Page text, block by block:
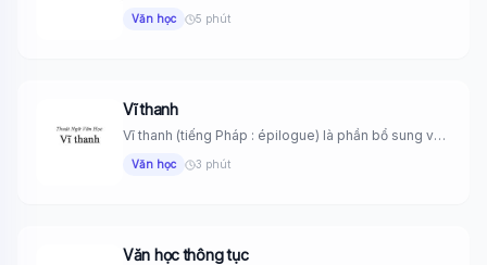
Văn học 5 phút
Vĩ thanh
Vĩ thanh (tiếng Pháp : épilogue) là phần bổ sung vào
Văn học 3 phút
Văn học thông tục